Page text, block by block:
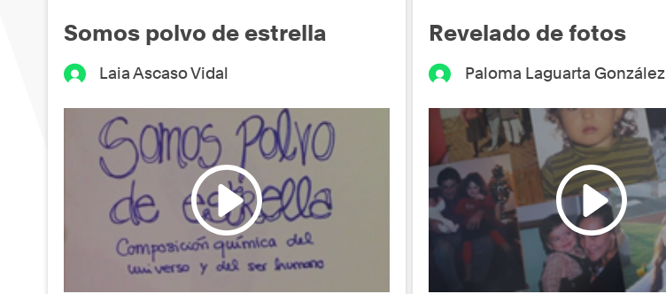
Somos polvo de estrella
Laia Ascaso Vidal
Revelado de fotos
Paloma Laguarta González